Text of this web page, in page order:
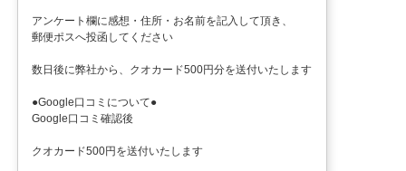
アンケート欄に感想・住所・お名前を記入して頂き、
郵便ポスへ投函してください
数日後に弊社から、クオカード500円分を送付いたします
●Google口コミについて●
Google口コミ確認後
クオカード500円を送付いたします